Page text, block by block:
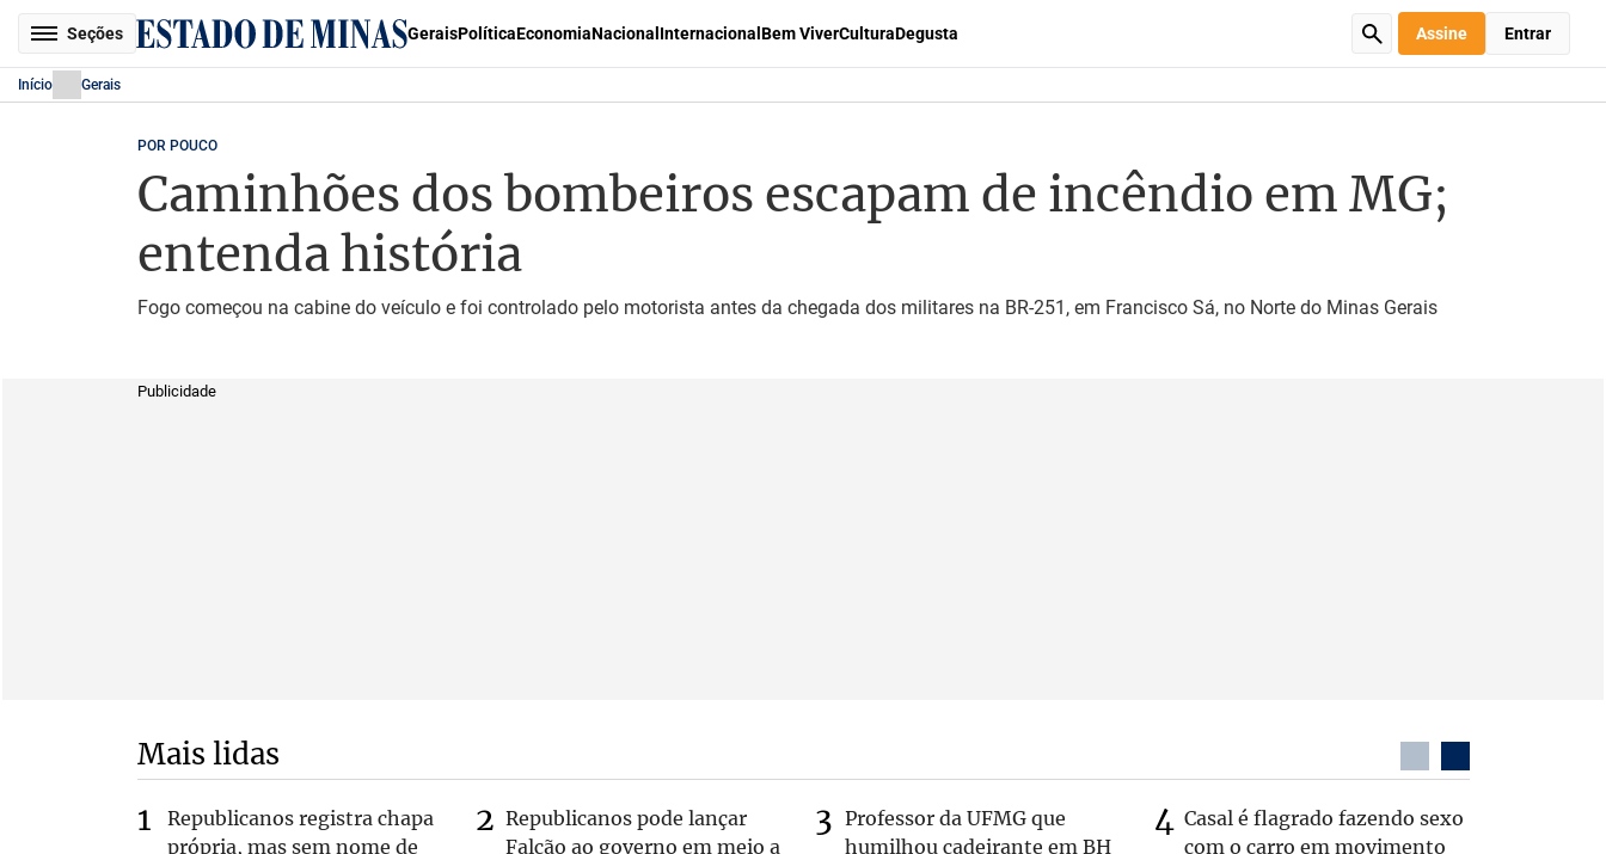
Seções GeraisPolíticaEconomiaNacional Internacional Bem ViverCulturaDegusta Assine Entrar
Início Gerais
POR POUCO
Caminhões dos bombeiros escapam de incêndio em MG;
entenda história
Fogo começou na cabine do veículo e foi controlado pelo motorista antes da chegada dos militares na BR-251, em Francisco Sá, no Norte do Minas Gerais
Publicidade
Mais lidas
Republicanos registra chapa
própria, mas sem nome de
Republicanos pode lançar
Falcão ao governo em meio a
Professor da UFMG que
humilhou cadeirante em BH
Casal é flagrado fazendo sexo
com o carro em movimento